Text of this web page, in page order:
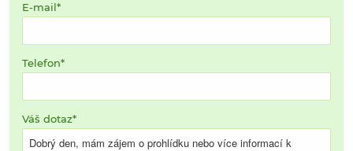
E-mail
Telefon
Váš dotaz